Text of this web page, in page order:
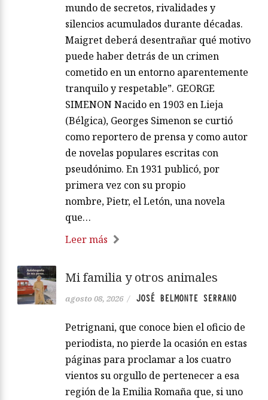
mundo de secretos, rivalidades y
silencios acumulados durante décadas.
Maigret deberá desentrañar qué motivo
puede haber detrás de un crimen
cometido en un entorno aparentemente
tranquilo y respetable”. GEORGE
SIMENON Nacido en 1903 en Lieja
(Bélgica), Georges Simenon se curtió
como reportero de prensa y como autor
de novelas populares escritas con
pseudónimo. En 1931 publicó, por
primera vez con su propio
nombre, Pietr, el Letón, una novela
que…
Leer más
Mi familia y otros animales
agosto 08, 2026 / JOSÉ BELMONTE SERRANO
Petrignani, que conoce bien el oficio de
periodista, no pierde la ocasión en estas
páginas para proclamar a los cuatro
vientos su orgullo de pertenecer a esa
región de la Emilia Romaña que, si uno